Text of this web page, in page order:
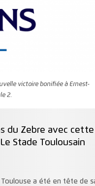
victoire bonifiée à Ernest-
2.
du Zebre avec cette
Stade Toulousain
Toulouse a été en tête de